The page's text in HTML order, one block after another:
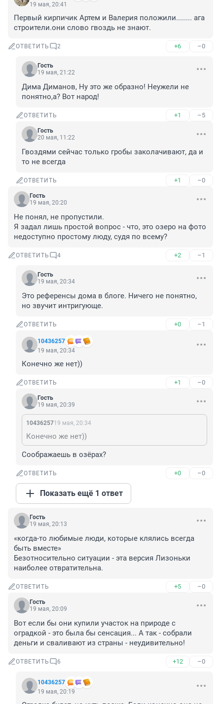
19 мая, 20:41
Первый кирпичик Артем и Валерия положили........ ага
строители.они слово гвоздь не знают.
ОТВЕТИТЬ 2 +6 –0
Гость
19 мая, 21:22
Дима Диманов, Ну это же образно! Неужели не
понятно,а? Вот народ!
ОТВЕТИТЬ +1 –5
Гость
20 мая, 11:22
Гвоздями сейчас только гробы заколачивают, да и
то не всегда
ОТВЕТИТЬ +1 –0
Гость
19 мая, 20:20
Не понял, не пропустили.
Я задал лишь простой вопрос - что, это озеро на фото
недоступно простому люду, судя по всему?
ОТВЕТИТЬ 4 +2 –1
Гость
19 мая, 20:34
Это референсы дома в блоге. Ничего не понятно,
но звучит интригующе.
ОТВЕТИТЬ +0 –1
10436257
19 мая, 20:34
Конечно же нет))
ОТВЕТИТЬ +1 –0
Гость
19 мая, 20:39
1043625719 мая, 20:34
Конечно же нет))
Соображаешь в озёрах?
ОТВЕТИТЬ +0 –0
Показать ещё 1 ответ
Гость
19 мая, 20:13
«когда-то любимые люди, которые клялись всегда
быть вместе»
Безотносительно ситуации - эта версия Лизоньки
наиболее отвратительна.
ОТВЕТИТЬ +5 –0
Гость
19 мая, 20:09
Вот если бы они купили участок на природе с
оградкой - это была бы сенсация... А так - собрали
деньги и сваливают из страны - неудивительно!
ОТВЕТИТЬ 6 +12 –0
10436257
19 мая, 20:19